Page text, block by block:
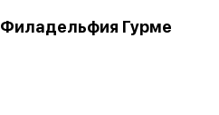
Филадельфия Гурме